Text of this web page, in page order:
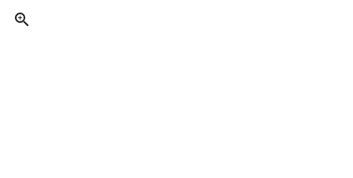
